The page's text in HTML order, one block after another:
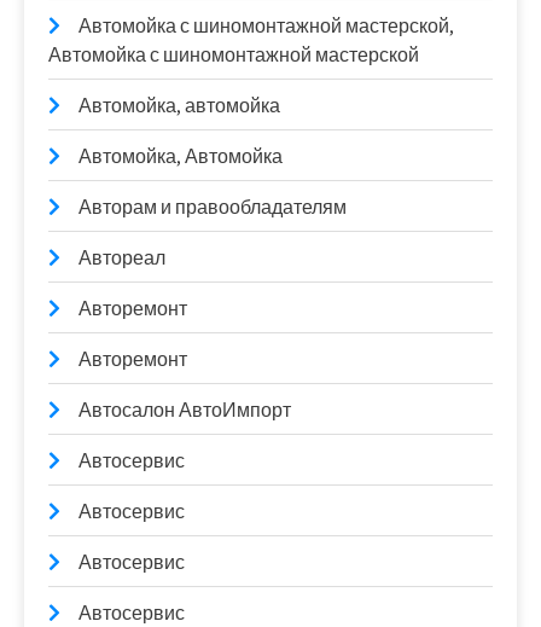
Автомойка с шиномонтажной мастерской,
Автомойка с шиномонтажной мастерской
Автомойка, автомойка
Автомойка, Автомойка
Авторам и правообладателям
Автореал
Авторемонт
Авторемонт
Автосалон АвтоИмпорт
Автосервис
Автосервис
Автосервис
Автосервис